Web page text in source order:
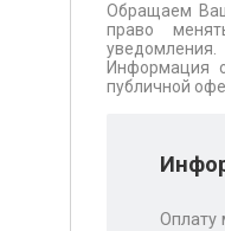
Обращаем
право
Информация
публичной
Оплату